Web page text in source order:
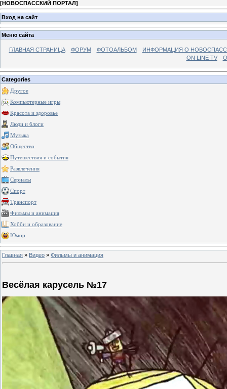
[НОВОСПАССКИЙ ПОРТАЛ]
Вход на сайт
Меню сайта
ГЛАВНАЯ СТРАНИЦА ФОРУМ ФОТОАЛЬБОМ
ИНФОРМАЦИЯ О
ON LINE TV
Categories
Другое
Компьютерные игры
Красота и здоровье
Люди и блоги
Музыка
Общество
Путешествия и события
Развлечения
Сериалы
Спорт
Транспорт
Фильмы и анимация
Хобби и образование
Юмор
Главная » Видео » Фильмы и анимация
Весёлая карусель №17